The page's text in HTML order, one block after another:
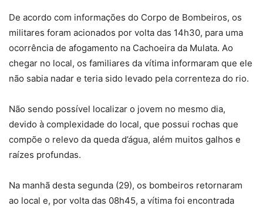
De acordo com informações do Corpo de Bombeiros, os
militares foram acionados por volta das 14h30, para uma
ocorrência de afogamento na Cachoeira da Mulata. Ao
chegar no local, os familiares da vítima informaram que ele
não sabia nadar e teria sido levado pela correnteza do rio.
Não sendo possível localizar o jovem no mesmo dia,
devido à complexidade do local, que possui rochas que
compõe o relevo da queda d’água, além muitos galhos e
raízes profundas.
Na manhã desta segunda (29), os bombeiros retornaram
ao local e, por volta das 08h45, a vítima foi encontrada